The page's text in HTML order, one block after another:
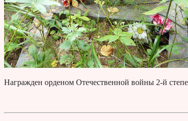
Награжден орденом Отечественной войны 2-й